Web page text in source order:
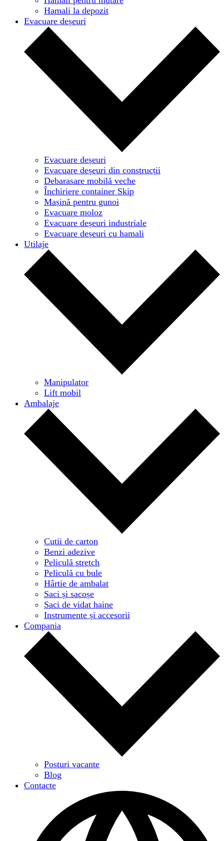
Hamali la depozit
Evacuare deșeuri
Evacuare deșeuri
Evacuare deșeuri din construcții
Debarasare mobilă veche
Închiriere container Skip
Mașină pentru gunoi
Evacuare moloz
Evacuare deșeuri industriale
Evacuare deșeuri cu hamali
Utilaje
Manipulator
Lift mobil
Ambalaje
Cutii de carton
Benzi adezive
Peliculă stretch
Peliculă cu bule
Hârtie de ambalat
Saci și sacoșe
Saci de vidat haine
Instrumente și accesorii
Compania
Posturi vacante
Blog
Contacte